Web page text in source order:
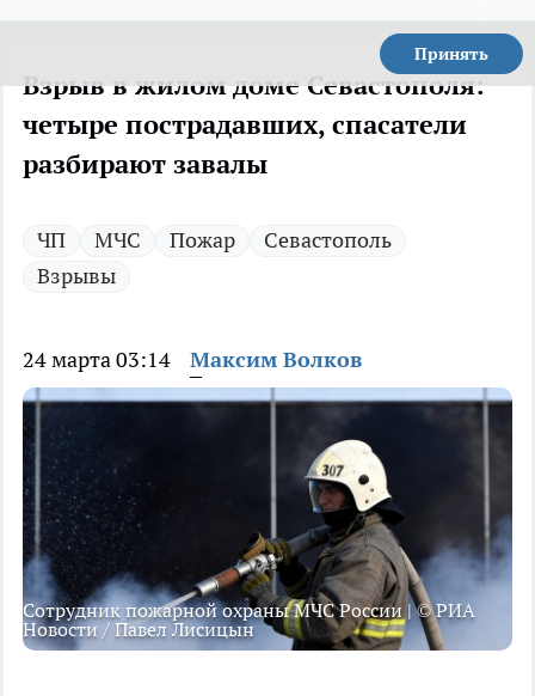
Принять
Взрыв в жилом доме Севастополя:
четыре пострадавших, спасатели
разбирают завалы
ЧП МЧС Пожар
Севастополь
Взрывы
24 марта 03:14 Максим Волков
Сотрудник пожарной охраны МЧС России | © РИА
Новости / Павел Лисицын